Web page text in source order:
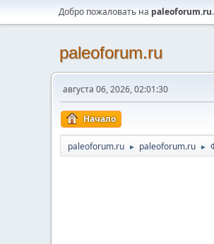
Добро пожаловать на paleoforum.ru.
paleoforum.ru
августа 06, 2026, 02:01:30
Начало
paleoforum.ru ► paleoforum.ru ►